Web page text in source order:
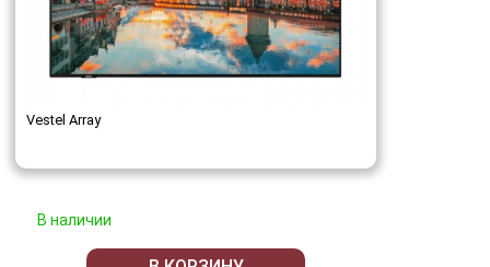
Vestel Array
В наличии